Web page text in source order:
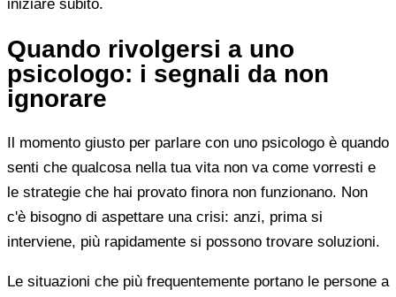
iniziare subito.
Quando rivolgersi a uno
psicologo: i segnali da non
ignorare
Il momento giusto per parlare con uno psicologo è quando
senti che qualcosa nella tua vita non va come vorresti e
le strategie che hai provato finora non funzionano. Non
c'è bisogno di aspettare una crisi: anzi, prima si
interviene, più rapidamente si possono trovare soluzioni.
Le situazioni che più frequentemente portano le persone a